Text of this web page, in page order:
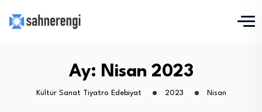
Ay: Nisan 2023
Kültür Sanat Tiyatro Edebiyat 2023 Nisan